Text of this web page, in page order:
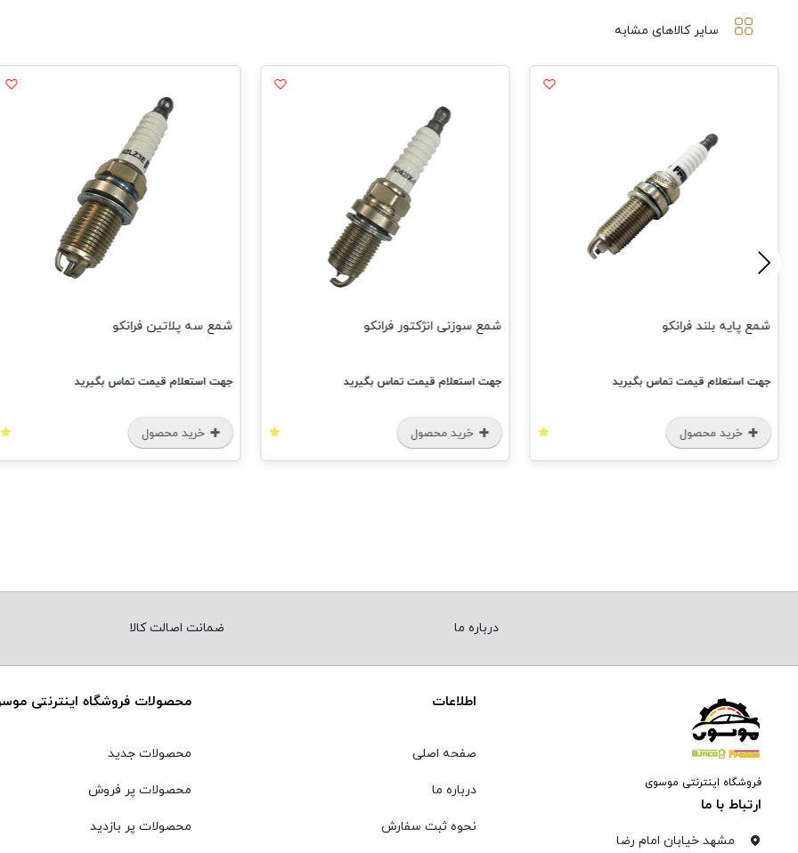
سایر کالاهای مشابه
فرانکو
قیمت تماس بگیرید
شمع سوزنی انژکتور فرانکو
جهت استعلام قیمت تماس بگیرید
خرید محصول
شمع سه پلاتین فرانکو
جهت استعلام قیمت تماس بگیرید
خرید محصول
درباره ما ضمانت اصالت کالا
فروشگاه اینترنتی موسوی
ارتباط با ما
مشهد خیابان امام رضا
اطلاعات
صفحه اصلی
درباره ما
نحوه ثبت سفارش
محصولات فروشگاه اینترنتی
محصولات جدید
محصولات پر فروش
محصولات پر بازدید